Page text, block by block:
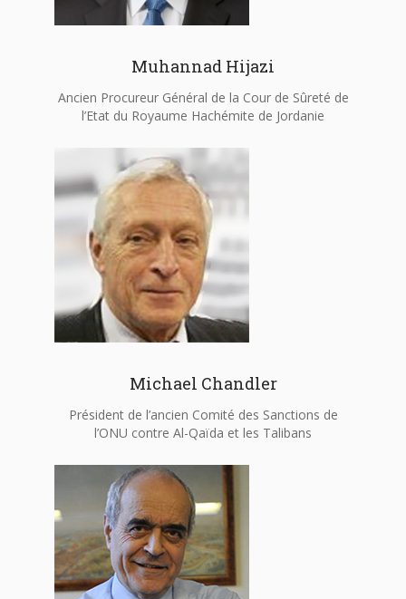
Muhannad Hijazi
Ancien Procureur Général de la Cour de Sûreté de
l’Etat du Royaume Hachémite de Jordanie
Michael Chandler
Président de l’ancien Comité des Sanctions de
l’ONU contre Al-Qaïda et les Talibans